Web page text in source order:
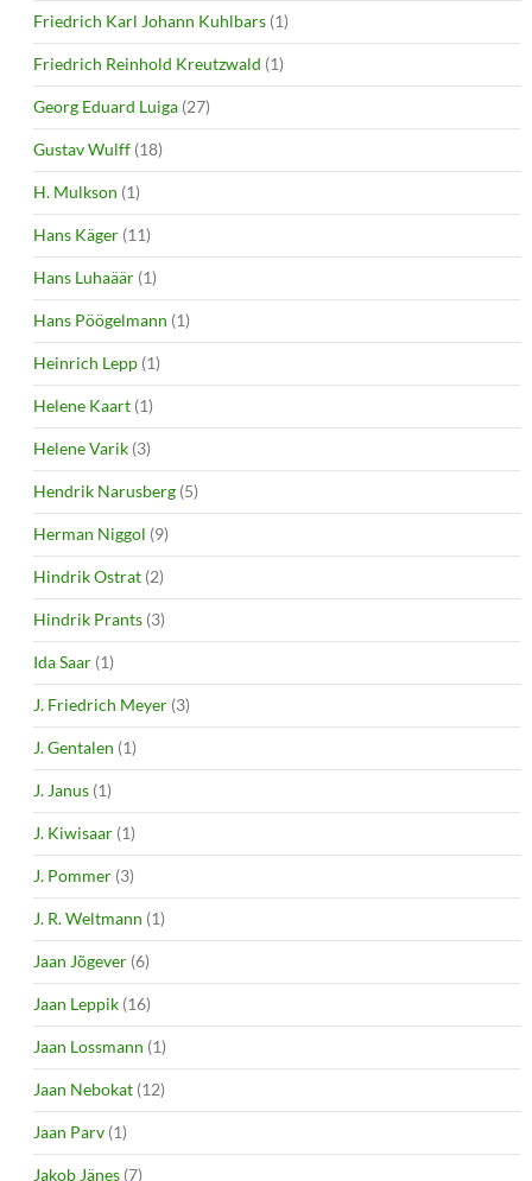
Friedrich Karl Johann Kuhlbars (1)
Friedrich Reinhold Kreutzwald (1)
Georg Eduard Luiga (27)
Gustav Wulff (18)
H. Mulkson (1)
Hans Käger (11)
Hans Luhaäär (1)
Hans Pöögelmann (1)
Heinrich Lepp (1)
Helene Kaart (1)
Helene Varik (3)
Hendrik Narusberg (5)
Herman Niggol (9)
Hindrik Ostrat (2)
Hindrik Prants (3)
Ida Saar (1)
J. Friedrich Meyer (3)
J. Gentalen (1)
J. Janus (1)
J. Kiwisaar (1)
J. Pommer (3)
J. R. Weltmann (1)
Jaan Jõgever (6)
Jaan Leppik (16)
Jaan Lossmann (1)
Jaan Nebokat (12)
Jaan Parv (1)
Jakob Jänes (7)